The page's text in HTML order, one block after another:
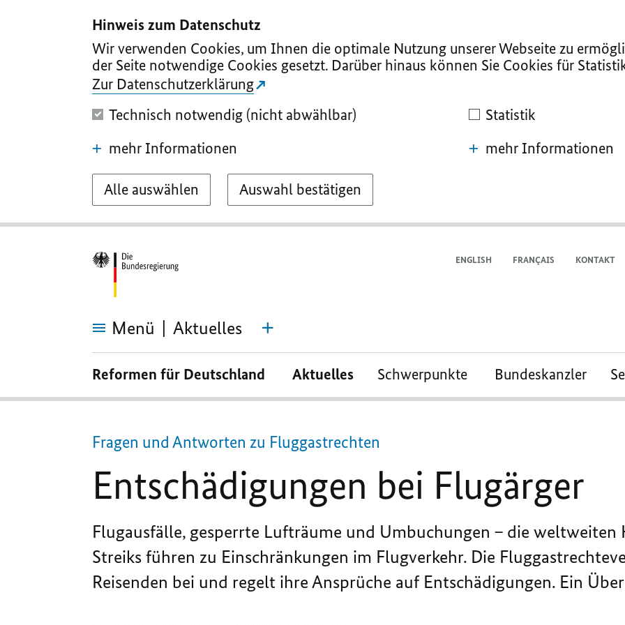
Hinweis zum Datenschutz
Wir verwenden Cookies, um Ihnen die optimale Nutzung unserer Webseite zu
der Seite notwendige Cookies gesetzt. Darüber hinaus können Sie Cookies für
Zur Datenschutzerklärung
Technisch notwendig (nicht abwählbar)
mehr Informationen
Statistik
mehr Informationen
Alle auswählen Auswahl bestätigen
ENGLISH FRANÇAIS KONTAKT
Menü Aktuelles
Entschädigungen
Reformen für Deutschland Aktuelles Schwerpunkte Bundeskanzler
Fragen und Antworten zu Fluggastrechten
Entschädigungen bei Flugärger
Flugausfälle, gesperrte Lufträume und Umbuchungen – die weltweiten
Streiks führen zu Einschränkungen im Flugverkehr. Die
Reisenden bei und regelt ihre Ansprüche auf Entschädigungen. Ein